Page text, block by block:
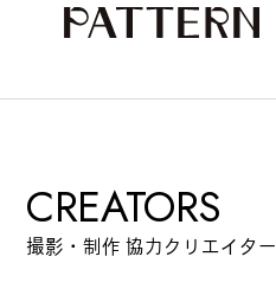
Instagra
JOIN US !
CREATORS
撮影・制作 協力クリエイター